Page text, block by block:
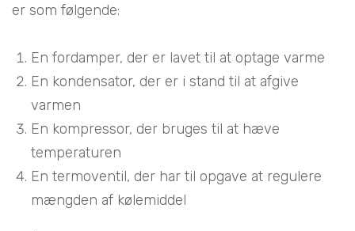
er som følgende:
En fordamper, der er lavet til at optage varme
En kondensator, der er i stand til at afgive
varmen
En kompressor, der bruges til at hæve
temperaturen
En termoventil, der har til opgave at regulere
mængden af kølemiddel